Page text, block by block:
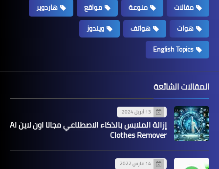
مقالات
منوعة مواقع
هاردوير
هوات
هواتف
ويندوز
English Topics
المقالات الشائعة
13 أبريل 2024
إزالة الملابس بالذكاء الاصطناعي مجانا اون لاين AI
Clothes Remover
14 مارس 2022